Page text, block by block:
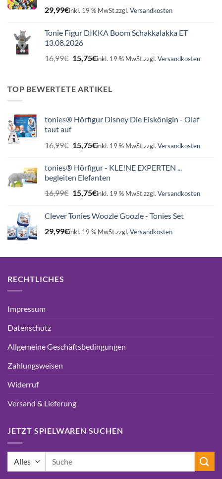
29,99€inkl. 19 % MwSt.zzgl. Versandkosten
Tonie Figur DIKKA Boom Schakkalakka ET
13.08.2026
16,99€ Ursprünglicher
Preis
16,99€
15,75€Aktueller
15,75€.
inkl. 19 % MwSt.zzgl. Versandkosten
TOP BEWERTETE ARTIKEL
tonies® Hörfigur Disney Die Eiskönigin - Olaf
taut auf
16,99€ Ursprünglicher
Preis
16,99€
15,75€Aktueller
15,75€.
inkl. 19 % MwSt.zzgl. Versandkosten
tonies® Hörfigur - KLE!NE EXPERTEN ...
begleiten Elefanten
16,99€ Ursprünglicher
Preis
16,99€
15,75€Aktueller
15,75€.
inkl. 19 % MwSt.zzgl. Versandkosten
Clever Tonies Woozle Goozle - Tonies Set
29,99€inkl. 19 % MwSt.zzgl. Versandkosten
RECHTLICHES
Impressum
Datenschutz
Allgemeine Geschäftsbedingungen
Zahlungsweisen
Widerruf
Versand & Lieferung
JETZT SPIELWAREN SUCHEN